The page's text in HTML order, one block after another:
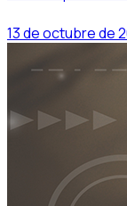
13 de octubre de